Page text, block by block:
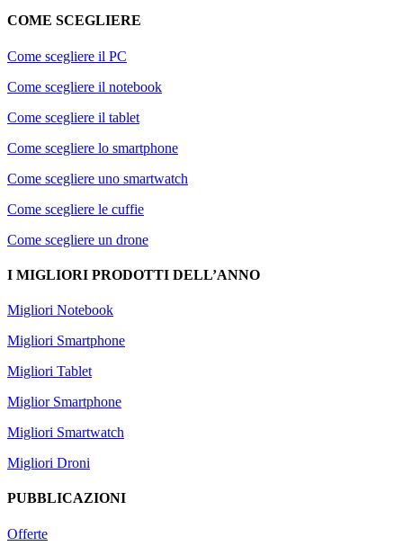
COME SCEGLIERE
Come scegliere il PC
Come scegliere il notebook
Come scegliere il tablet
Come scegliere lo smartphone
Come scegliere uno smartwatch
Come scegliere le cuffie
Come scegliere un drone
I MIGLIORI PRODOTTI DELL’ANNO
Migliori Notebook
Migliori Smartphone
Migliori Tablet
Miglior Smartphone
Migliori Smartwatch
Migliori Droni
PUBBLICAZIONI
Offerte